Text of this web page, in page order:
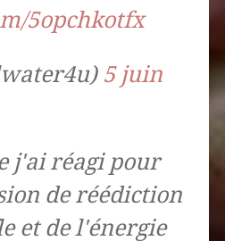
5opchkotfx
5 juin
j'ai réagi pour
de réédiction
et de l'énergie